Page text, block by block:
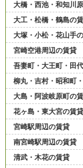
大橋・西池・和知川
大工・松橋・鶴島の
大塚・小松・花山手
宮崎空港周辺の賃貸
吾妻町・大王町・田
柳丸・吉村・昭和町
大島・阿波岐原町の
花ヶ島・東大宮の賃貸
宮崎駅周辺の賃貸
南宮崎駅周辺の賃貸
清武・木花の賃貸